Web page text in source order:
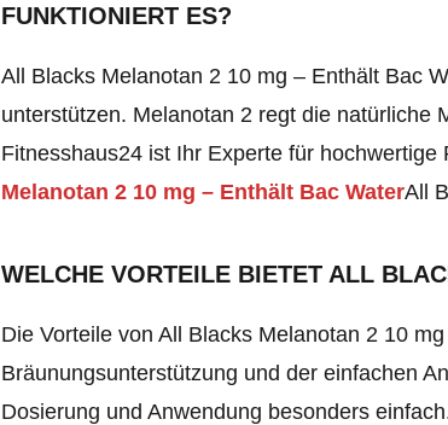
FUNKTIONIERT ES?
All Blacks Melanotan 2 10 mg – Enthält Bac
unterstützen. Melanotan 2 regt die natürliche
Fitnesshaus24 ist Ihr Experte für
Melanotan 2 10 mg – Enthält Bac WaterAll
WELCHE VORTEILE BIETET ALL
Die Vorteile von All Blacks Melanotan 2 10
Bräunungsunterstützung und der einfachen
Dosierung und Anwendung besonders